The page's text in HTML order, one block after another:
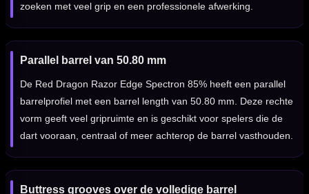
zoeken met veel grip en een professionele afwerking.
Parallel barrel van 50.80 mm
De Red Dragon Razor Edge Spectron 85% heeft een parallel
barrelprofiel met een barrel length van 50.80 mm. Deze rechte
vorm geeft veel gripruimte en is geschikt voor spelers die de
dart vooraan, centraal of meer achterop de barrel vasthouden.
Buttress grooves over de volledige barrel